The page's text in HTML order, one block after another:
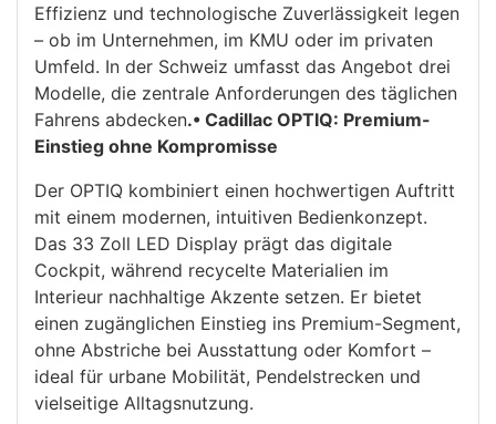
Effizienz und technologische Zuverlässigkeit legen
– ob im Unternehmen, im KMU oder im privaten
Umfeld. In der Schweiz umfasst das Angebot drei
Modelle, die zentrale Anforderungen des täglichen
Fahrens abdecken.• Cadillac OPTIQ: Premium-
Einstieg ohne Kompromisse
Der OPTIQ kombiniert einen hochwertigen Auftritt
mit einem modernen, intuitiven Bedienkonzept.
Das 33 Zoll LED Display prägt das digitale
Cockpit, während recycelte Materialien im
Interieur nachhaltige Akzente setzen. Er bietet
einen zugänglichen Einstieg ins Premium-Segment,
ohne Abstriche bei Ausstattung oder Komfort –
ideal für urbane Mobilität, Pendelstrecken und
vielseitige Alltagsnutzung.